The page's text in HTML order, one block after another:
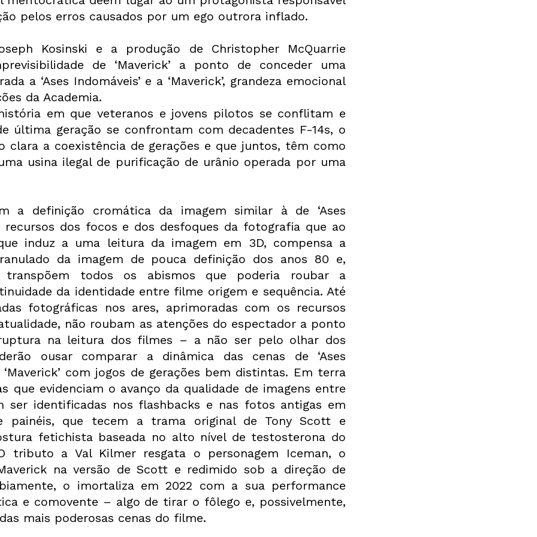
pelos erros causados por um ego outrora inflado.
Kosinski e a produção de Christopher McQuarrie
de ‘Maverick’ a ponto de conceder uma
a ‘Ases Indomáveis’ e a ‘Maverick’, grandeza emocional
da Academia.
em que veteranos e jovens pilotos se conflitam e
última geração se confrontam com decadentes F-14s, o
clara a coexistência de gerações e que juntos, têm como
usina ilegal de purificação de urânio operada por uma
a definição cromática da imagem similar à de ‘Ases
recursos dos focos e dos desfoques da fotografia que ao
induz a uma leitura da imagem em 3D, compensa a
da imagem de pouca definição dos anos 80 e,
transpõem todos os abismos que poderia roubar a
da identidade entre filme origem e sequência. Até
fotográficas nos ares, aprimoradas com os recursos
não roubam as atenções do espectador a ponto
na leitura dos filmes – a não ser pelo olhar dos
ousar comparar a dinâmica das cenas de ‘Ases
‘Maverick’ com jogos de gerações bem distintas. Em terra
que evidenciam o avanço da qualidade de imagens entre
ser identificadas nos flashbacks e nas fotos antigas em
painéis, que tecem a trama original de Tony Scott e
fetichista baseada no alto nível de testosterona do
tributo a Val Kilmer resgata o personagem Iceman, o
na versão de Scott e redimido sob a direção de
o imortaliza em 2022 com a sua performance
e comovente – algo de tirar o fôlego e, possivelmente,
mais poderosas cenas do filme.